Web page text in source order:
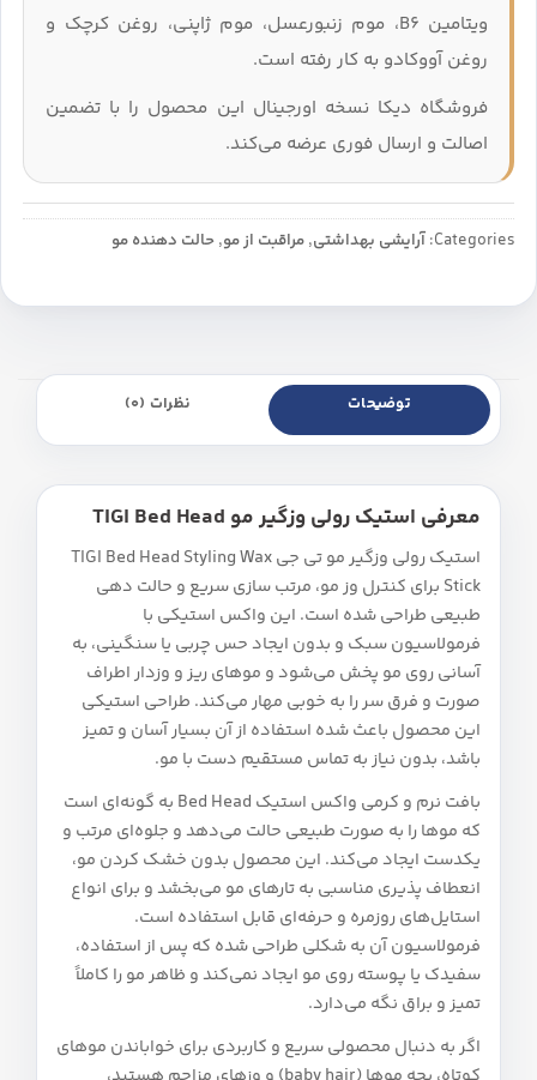
ویتامین B6، موم زنبورعسل، موم ژاپنی، روغن کرچک و
روغن آووکادو به کار رفته است.
فروشگاه دیکا نسخه اورجینال این محصول را با تضمین
اصالت و ارسال فوری عرضه می‌کند.
Categories: آرایشی بهداشتی, مراقبت از مو, حالت دهنده مو
توضیحات نظرات (0)
معرفی استیک رولی وزگیر مو TIGI Bed Head
استیک رولی وزگیر مو تی جی TIGI Bed Head Styling Wax
Stick برای کنترل وز مو، مرتب‌ سازی سریع و حالت‌ دهی
طبیعی طراحی شده است. این واکس استیکی با
فرمولاسیون سبک و بدون ایجاد حس چربی یا سنگینی، به‌
آسانی روی مو پخش می‌شود و موهای ریز و وزدار اطراف
صورت و فرق سر را به‌ خوبی مهار می‌کند. طراحی استیکی
این محصول باعث شده استفاده از آن بسیار آسان و تمیز
باشد، بدون نیاز به تماس مستقیم دست با مو.
بافت نرم و کرمی واکس استیک Bed Head به‌ گونه‌ای است
که موها را به‌ صورت طبیعی حالت می‌دهد و جلوه‌ای مرتب و
یکدست ایجاد می‌کند. این محصول بدون خشک کردن مو،
انعطاف‌ پذیری مناسبی به تارهای مو می‌بخشد و برای انواع
استایل‌های روزمره و حرفه‌ای قابل استفاده است.
فرمولاسیون آن به‌ شکلی طراحی شده که پس از استفاده،
سفیدک یا پوسته روی مو ایجاد نمی‌کند و ظاهر مو را کاملاً
تمیز و براق نگه می‌دارد.
اگر به‌ دنبال محصولی سریع و کاربردی برای خواباندن موهای